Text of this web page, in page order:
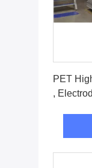
PET
,